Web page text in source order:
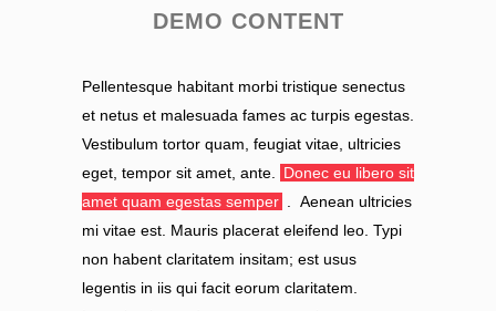
DEMO CONTENT
Pellentesque habitant morbi tristique senectus
et netus et malesuada fames ac turpis egestas.
Vestibulum tortor quam, feugiat vitae, ultricies
eget, tempor sit amet, ante.
Donec eu libero sit
amet quam egestas semper
. Aenean ultricies
mi vitae est. Mauris placerat eleifend leo. Typi
non habent claritatem insitam; est usus
legentis in iis qui facit eorum claritatem.